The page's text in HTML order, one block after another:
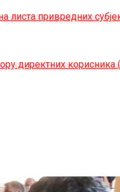
листа привредних
директних корисника